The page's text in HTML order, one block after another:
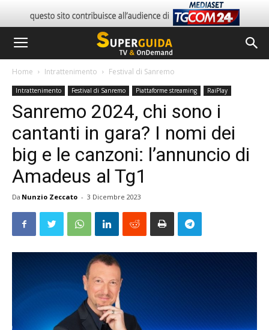
Home Intrattenimento Festival di Sanremo
Intrattenimento Festival di Sanremo Piattaforme streaming RaiPlay
Sanremo 2024, chi sono i
cantanti in gara? I nomi dei
big e le canzoni: l’annuncio di
Amadeus al Tg1
Da Nunzio Zeccato - 3 Dicembre 2023